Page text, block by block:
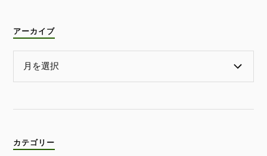
アーカイブ
カテゴリー